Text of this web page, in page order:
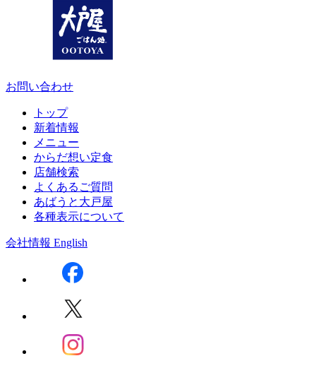
お問い合わせ
トップ
新着情報
メニュー
からだ想い定食
店舗検索
よくあるご質問
あばうと大戸屋
各種表示について
会社情報 English